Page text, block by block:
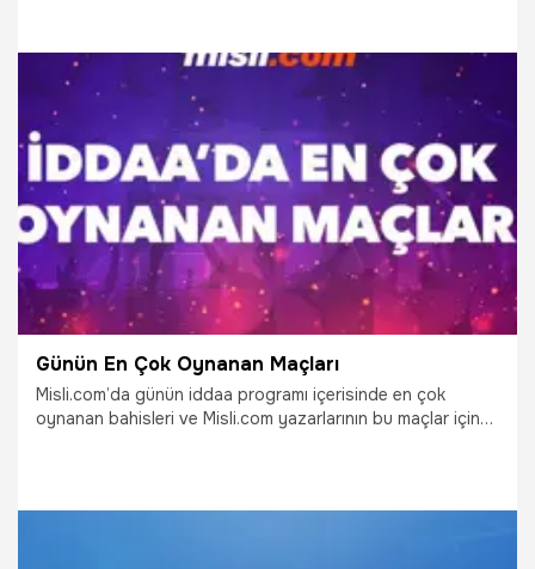
6.03.2022 İddaa
Günün En Çok Oynanan Maçları
Misli.com’da günün iddaa programı içerisinde en çok
oynanan bahisleri ve Misli.com yazarlarının bu maçlar için